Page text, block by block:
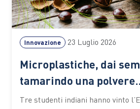
Innovazione 23 Luglio 2026
Microplastiche, dai
tamarindo una polvere
biodegradabile che
Tre studenti indiani hanno vinto